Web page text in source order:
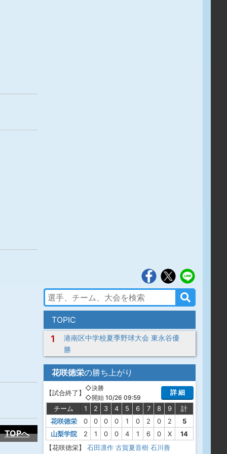
TOPへ
TOPIC
1
港南区中学校夏季野球大会 東永谷優
勝
花咲徳栄の勝ち上がり
【試合終了】
◇決勝
◇開始 10/26 09:59
詳 細
チーム 1 2 3 4 5 6 7 8 9
計
花咲徳栄
0 0 0 0 1 0 2 0 2
5
山梨学院
2 1 0 0 4 1 6 0 X
14
【花咲徳栄】
石田凛作 古賀夏音樹 石川善